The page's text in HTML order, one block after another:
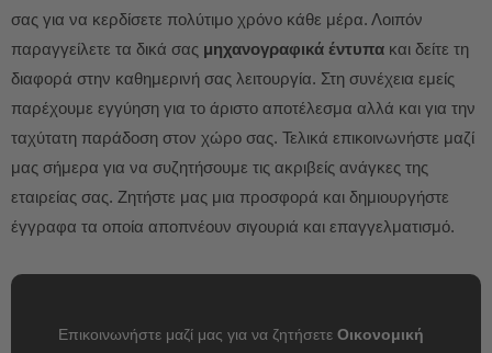
σας για να κερδίσετε πολύτιμο χρόνο κάθε μέρα. Λοιπόν
παραγγείλετε τα δικά σας μηχανογραφικά έντυπα και δείτε τη
διαφορά στην καθημερινή σας λειτουργία. Στη συνέχεια εμείς
παρέχουμε εγγύηση για το άριστο αποτέλεσμα αλλά και για την
ταχύτατη παράδοση στον χώρο σας. Τελικά επικοινωνήστε μαζί
μας σήμερα για να συζητήσουμε τις ακριβείς ανάγκες της
εταιρείας σας. Ζητήστε μας μια προσφορά και δημιουργήστε
έγγραφα τα οποία αποπνέουν σιγουριά και επαγγελματισμό.
Επικοινωνήστε μαζί μας για να ζητήσετε Οικονομική